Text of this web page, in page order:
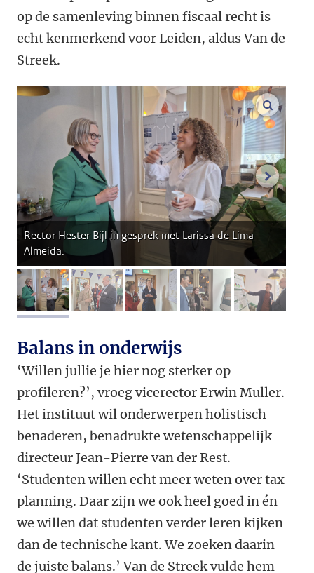
op de samenleving binnen fiscaal recht is
echt kenmerkend voor Leiden, aldus Van de
Streek.
Rector Hester Bijl in gesprek met Larissa de Lima
Almeida.
afbeelding 1afbeelding 2afbeelding 3afbeelding 4
Balans in onderwijs
‘Willen jullie je hier nog sterker op
profileren?’, vroeg vicerector Erwin Muller.
Het instituut wil onderwerpen holistisch
benaderen, benadrukte wetenschappelijk
directeur Jean-Pierre van der Rest.
‘Studenten willen echt meer weten over tax
planning. Daar zijn we ook heel goed in én
we willen dat studenten verder leren kijken
dan de technische kant. We zoeken daarin
de juiste balans.’ Van de Streek vulde hem